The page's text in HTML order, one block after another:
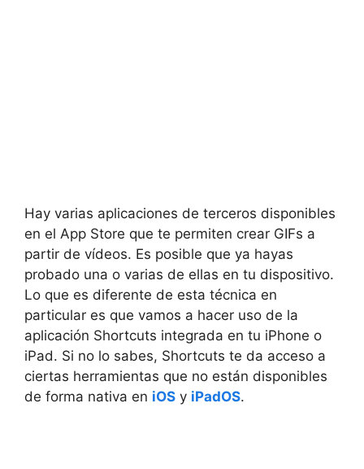
Hay varias aplicaciones de terceros disponibles
en el App Store que te permiten crear GIFs a
partir de vídeos. Es posible que ya hayas
probado una o varias de ellas en tu dispositivo.
Lo que es diferente de esta técnica en
particular es que vamos a hacer uso de la
aplicación Shortcuts integrada en tu iPhone o
iPad. Si no lo sabes, Shortcuts te da acceso a
ciertas herramientas que no están disponibles
de forma nativa en iOS y iPadOS.